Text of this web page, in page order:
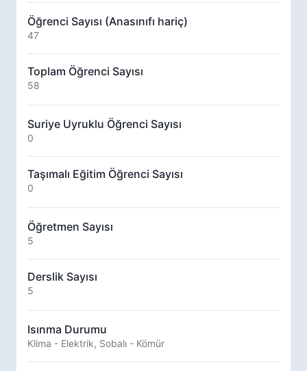
Öğrenci Sayısı (Anasınıfı hariç)
47
Toplam Öğrenci Sayısı
58
Suriye Uyruklu Öğrenci Sayısı
0
Taşımalı Eğitim Öğrenci Sayısı
0
Öğretmen Sayısı
5
Derslik Sayısı
5
Isınma Durumu
Klima - Elektrik, Sobalı - Kömür